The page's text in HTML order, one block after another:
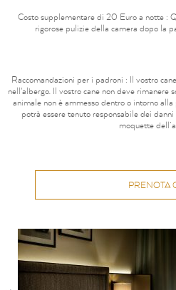
Costo supplementare di 20 Euro a notte :
rigorose pulizie della camera dopo la
Raccomandazioni per i padroni : Il vostro
nell'albergo. Il vostro cane non deve rimanere
animale non è ammesso dentro o intorno
potrà essere tenuto responsabile dei
moquette
PRENOTA